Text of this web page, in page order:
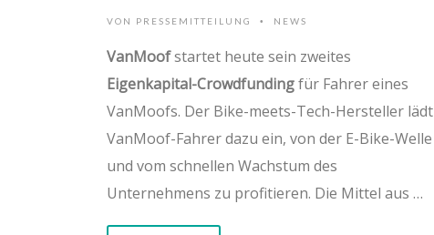
VON PRESSEMITTEILUNG • NEWS
VanMoofstartet heute sein zweites
Eigenkapital-Crowdfundingfür Fahrer eines
VanMoofs. Der Bike-meets-Tech-Hersteller lädt
VanMoof-Fahrer dazu ein, von der E-Bike-Welle
und vom schnellen Wachstum des
Unternehmens zu profitieren. Die Mittel aus …